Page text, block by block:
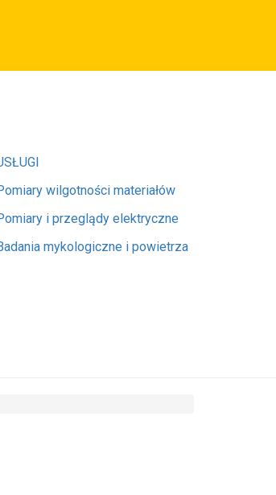
wilgotności materiałów
i przeglądy elektryczne
mykologiczne i powietrza